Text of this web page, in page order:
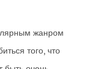
жанром
того, что